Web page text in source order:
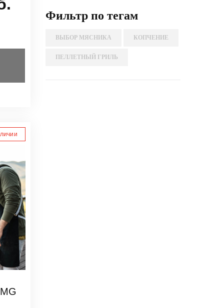
Фильтр по тегам
ВЫБОР МЯСНИКА КОПЧЕНИЕ
ПЕЛЛЕТНЫЙ ГРИЛЬ